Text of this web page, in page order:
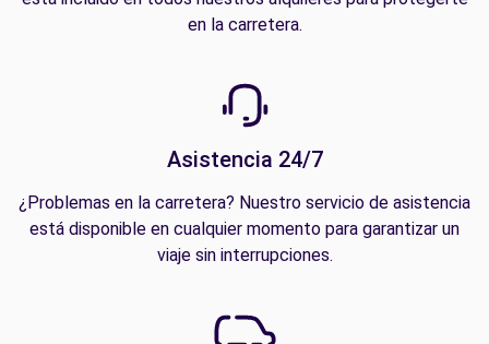
en la carretera.
Asistencia 24/7
¿Problemas en la carretera? Nuestro servicio de asistencia
está disponible en cualquier momento para garantizar un
viaje sin interrupciones.